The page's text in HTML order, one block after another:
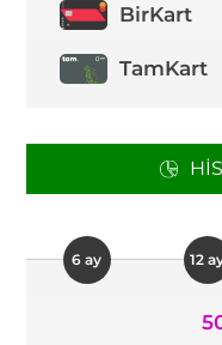
BirKart
TamKart
6 ay 12